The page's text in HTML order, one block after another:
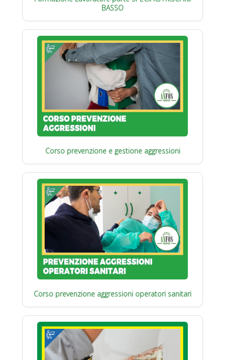
BASSO
Corso prevenzione e gestione aggressioni
Corso prevenzione aggressioni operatori sanitari